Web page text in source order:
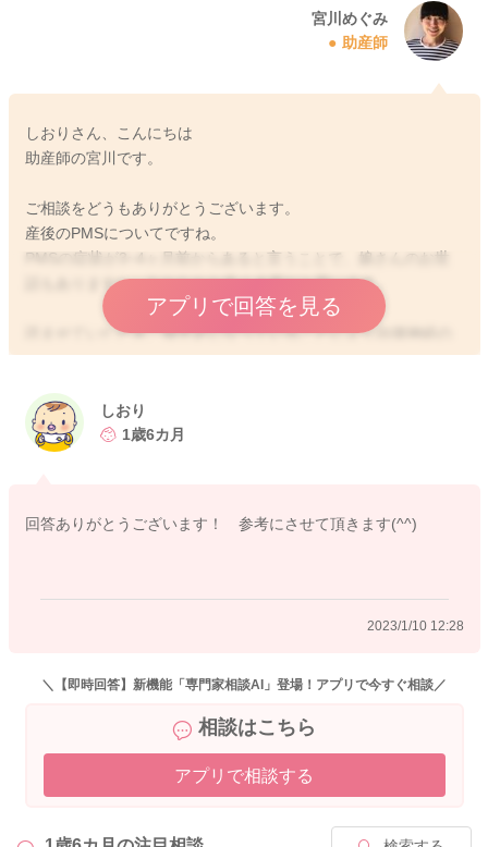
宮川めぐみ
助産師
しおりさん、こんにちは
助産師の宮川です。
ご相談をどうもありがとうございます。
産後のPMSについてですね。
PMSの症状が3~4ヶ月前からあると言うことで、娘さんのお世
話もありますし、なかなかお辛く大変だと思います。
読ませていただき、寝不足になっていることにより自律神経の
バランスを崩してしまっていることもあると思います。そのた
なと思いました。
書いてくださったように気持ち的にも余裕がなくなってきてい
とできることもあります。
娘さんも足元を少し温めてあげると、夜もよく寝てくれるよう
になることもあるかもしれません。
そして大きくゆっくりと深呼吸をしてみること、首の後ろも温
アプリで回答を見る
しおり
1歳6カ月
回答ありがとうございます！ 参考にさせて頂きます(^^)
2023/1/10 12:28
＼【即時回答】新機能「専門家相談AI」登場！アプリで今すぐ相談／
相談はこちら
アプリで相談する